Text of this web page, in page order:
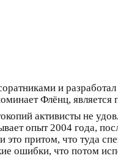
и
Флёнц,
активисты не
опыт 2004 года,
притом, что туда
ошибки, что потом